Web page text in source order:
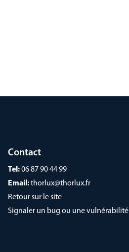
Contact
Tel:06 87 90 44 99
Email:thorlux@thorlux.fr
Retour sur le site
Signaler un bug ou une vulnérabilité